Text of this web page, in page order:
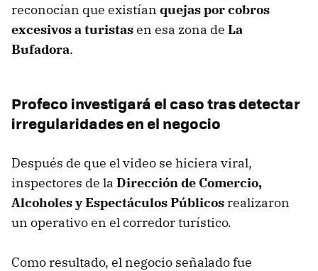
reconocían que existían quejas por cobros
excesivos a turistasen esa zona de La
Bufadora.
Profeco investigará el caso tras detectar
irregularidades en el negocio
Después de que el video se hiciera viral,
inspectores de la Dirección de Comercio,
Alcoholes y Espectáculos Públicos realizaron
un operativo en el corredor turístico.
Como resultado, el negocio señalado fue